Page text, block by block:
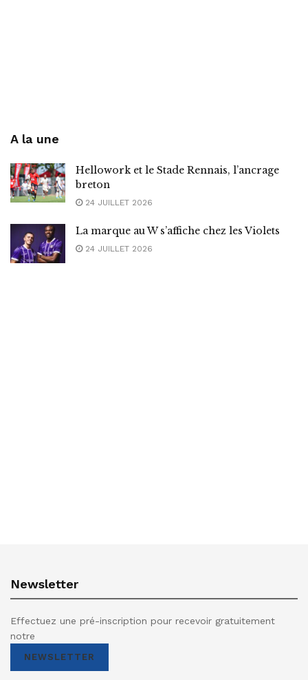
A la une
Hellowork et le Stade Rennais, l’ancrage
breton
24 JUILLET 2026
La marque au W s’affiche chez les Violets
24 JUILLET 2026
Newsletter
Effectuez une pré-inscription pour recevoir gratuitement
notre
NEWSLETTER